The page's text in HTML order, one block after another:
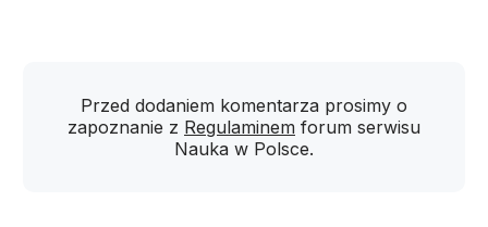
Przed dodaniem komentarza prosimy o
zapoznanie z Regulaminem forum serwisu
Nauka w Polsce.